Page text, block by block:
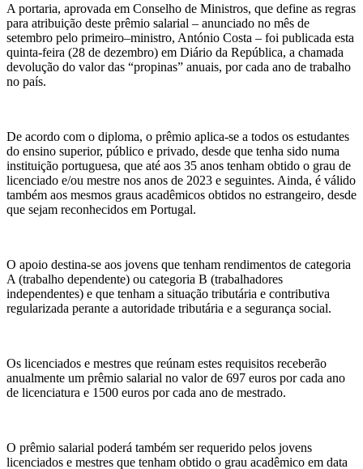
A portaria, aprovada em Conselho de Ministros, que define as regras
para atribuição deste prêmio salarial – anunciado no mês de
setembro pelo primeiro–ministro, António Costa – foi publicada esta
quinta-feira (28 de dezembro) em Diário da República, a chamada
devolução do valor das “propinas” anuais, por cada ano de trabalho
no país.
De acordo com o diploma, o prêmio aplica-se a todos os estudantes
do ensino superior, público e privado, desde que tenha sido numa
instituição portuguesa, que até aos 35 anos tenham obtido o grau de
licenciado e/ou mestre nos anos de 2023 e seguintes. Ainda, é válido
também aos mesmos graus acadêmicos obtidos no estrangeiro, desde
que sejam reconhecidos em Portugal.
O apoio destina-se aos jovens que tenham rendimentos de categoria
A (trabalho dependente) ou categoria B (trabalhadores
independentes) e que tenham a situação tributária e contributiva
regularizada perante a autoridade tributária e a segurança social.
Os licenciados e mestres que reúnam estes requisitos receberão
anualmente um prêmio salarial no valor de 697 euros por cada ano
de licenciatura e 1500 euros por cada ano de mestrado.
O prêmio salarial poderá também ser requerido pelos jovens
licenciados e mestres que tenham obtido o grau acadêmico em data